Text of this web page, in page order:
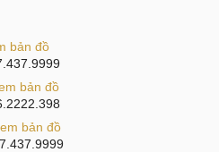
bản đồ
bản đồ
bản đồ